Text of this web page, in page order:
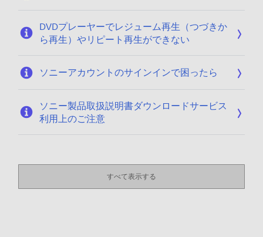
DVDプレーヤーでレジューム再生（つづきか
ら再生）やリピート再生ができない
ソニーアカウントのサインインで困ったら
ソニー製品取扱説明書ダウンロードサービス
利用上のご注意
すべて表示する